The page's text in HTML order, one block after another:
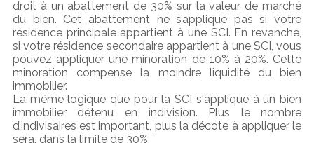
droit à un abattement de 30% sur la valeur de marché
du bien. Cet abattement ne s’applique pas si votre
résidence principale appartient à une SCI. En revanche,
si votre résidence secondaire appartient à une SCI, vous
pouvez appliquer une minoration de 10% à 20%. Cette
minoration compense la moindre liquidité du bien
immobilier.
La même logique que pour la SCI s'applique à un bien
immobilier détenu en indivision. Plus le nombre
d’indivisaires est important, plus la décote à appliquer le
sera, dans la limite de 30%.